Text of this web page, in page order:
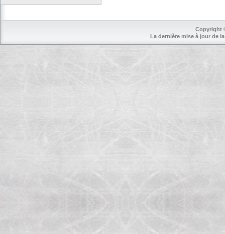
Copyright
La dernière mise à jour de